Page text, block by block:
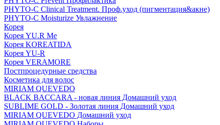
PHYTO-C Clinical Treatment. Проф.уход (пигментация&акне)
PHYTO-C Moisturize Увлажнение
Корея
Корея YU.R Me
Корея KOREATIDA
Корея YU-R
Корея VERAMORE
Постпроцедурные средства
Косметика для волос
MIRIAM QUEVEDO
BLACK BACCARA - новая линия Домашний уход
SUBLIME GOLD - Золотая линия Домашний уход
MIRIAM QUEVEDO Домашний уход